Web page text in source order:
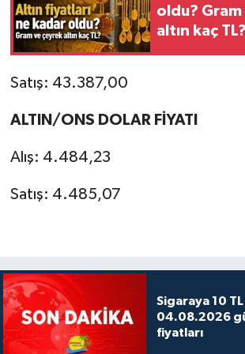
oldu?
altın kaç TL?
Satış: 43.387,00
ALTIN/ONS DOLAR FİYATI
Alış: 4.484,23
Satış: 4.485,07
Sigaraya 10
04.08.2026
fiyatları